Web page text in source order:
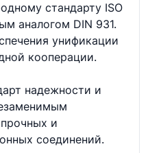
стандарту ISO
аналогом DIN 931.
унификации
кооперации.
надежности и
и
соединений.